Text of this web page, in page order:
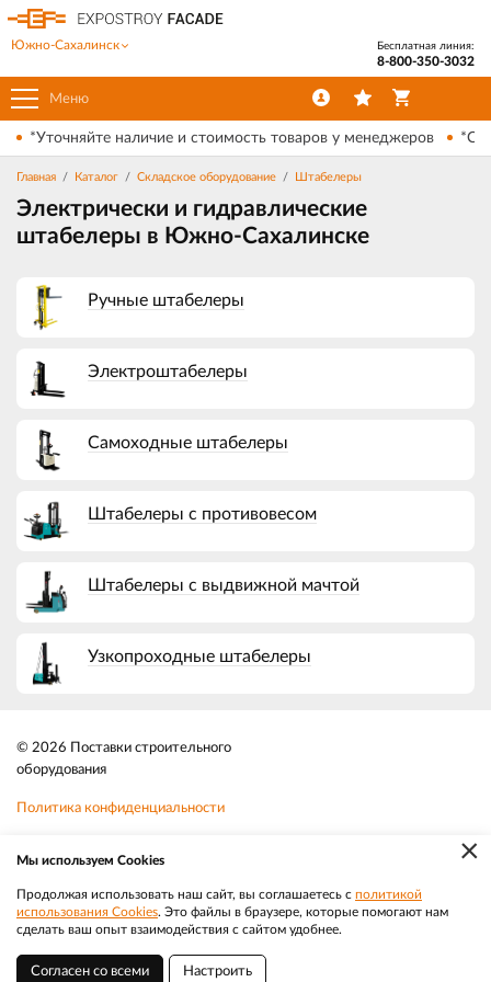
Меню
Южно-Сахалинск Бесплатная линия:
8-800-350-3032
*Уточняйте наличие и стоимость товаров у менеджеров
Главная Каталог Складское оборудование Штабелеры
Электрически и гидравлические
штабелеры в Южно-Сахалинске
Ручные штабелеры
Электроштабелеры
Самоходные штабелеры
Штабелеры с противовесом
Штабелеры с выдвижной мачтой
Узкопроходные штабелеры
© 2026 Поставки строительного
оборудования
Политика конфиденциальности
Телефон:8-800-350-3032
Электронная почта:sale@efacade.ru Разработка|Веб-аналитика
×
Мы используем Cookies
Продолжая использовать наш сайт, вы соглашаетесь с политикой
использования Cookies. Это файлы в браузере, которые помогают нам
сделать ваш опыт взаимодействия с сайтом удобнее.
Согласен со всеми Настроить